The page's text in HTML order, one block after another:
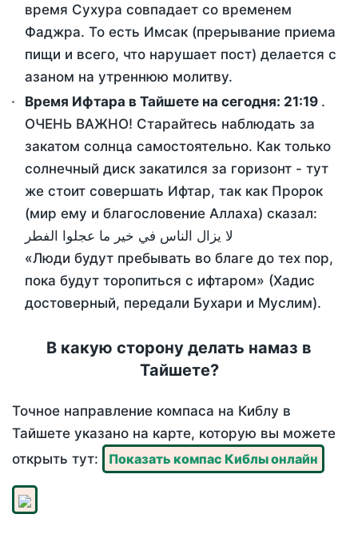
время Сухура совпадает со временем
Фаджра. То есть Имсак (прерывание приема
пищи и всего, что нарушает пост) делается с
азаном на утреннюю молитву.
Время Ифтара в Тайшете на сегодня: 21:19 .
ОЧЕНЬ ВАЖНО! Старайтесь наблюдать за
закатом солнца самостоятельно. Как только
солнечный диск закатился за горизонт - тут
же стоит совершать Ифтар, так как Пророк
(мир ему и благословение Аллаха) сказал:
لا يزال الناس في خير ما عجلوا الفطر
«Люди будут пребывать во благе до тех пор,
пока будут торопиться с ифтаром» (Хадис
достоверный, передали Бухари и Муслим).
В какую сторону делать намаз в
Тайшете?
Точное направление компаса на Киблу в
Тайшете указано на карте, которую вы можете
открыть тут:
Показать компас Киблы онлайн